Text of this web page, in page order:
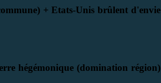
+ Etats-Unis brûlent d'envie
hégémonique (domination région)